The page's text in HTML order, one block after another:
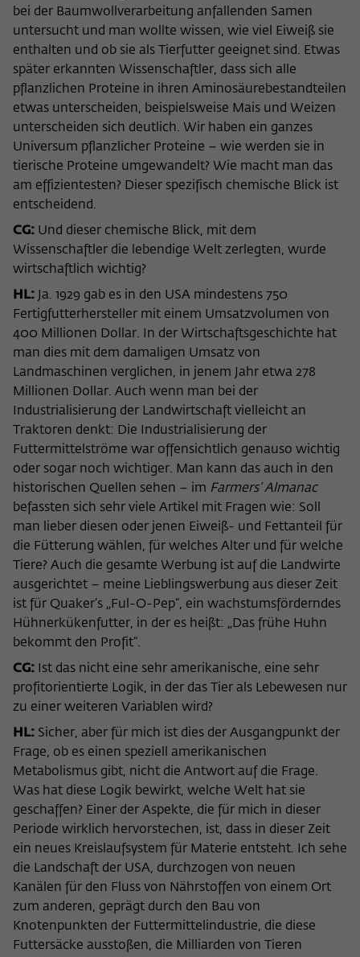
bei der Baumwollverarbeitung anfallenden Samen
untersucht und man wollte wissen, wie viel Eiweiß sie
enthalten und ob sie als Tierfutter geeignet sind. Etwas
später erkannten Wissenschaftler, dass sich alle
pflanzlichen Proteine in ihren Aminosäurebestandteilen
etwas unterscheiden, beispielsweise Mais und Weizen
unterscheiden sich deutlich. Wir haben ein ganzes
Universum pflanzlicher Proteine – wie werden sie in
tierische Proteine umgewandelt? Wie macht man das
am effizientesten? Dieser spezifisch chemische Blick ist
entscheidend.
CG: Und dieser chemische Blick, mit dem
Wissenschaftler die lebendige Welt zerlegten, wurde
wirtschaftlich wichtig?
HL: Ja. 1929 gab es in den USA mindestens 750
Fertigfutterhersteller mit einem Umsatzvolumen von
400 Millionen Dollar. In der Wirtschaftsgeschichte hat
man dies mit dem damaligen Umsatz von
Landmaschinen verglichen, in jenem Jahr etwa 278
Millionen Dollar. Auch wenn man bei der
Industrialisierung der Landwirtschaft vielleicht an
Traktoren denkt: Die Industrialisierung der
Futtermittelströme war offensichtlich genauso wichtig
oder sogar noch wichtiger. Man kann das auch in den
historischen Quellen sehen – im Farmers’ Almanac
befassten sich sehr viele Artikel mit Fragen wie: Soll
man lieber diesen oder jenen Eiweiß- und Fettanteil für
die Fütterung wählen, für welches Alter und für welche
Tiere? Auch die gesamte Werbung ist auf die Landwirte
ausgerichtet – meine Lieblingswerbung aus dieser Zeit
ist für Quaker’s „Ful-O-Pep“, ein wachstumsförderndes
Hühnerkükenfutter, in der es heißt: „Das frühe Huhn
bekommt den Profit“.
CG: Ist das nicht eine sehr amerikanische, eine sehr
profitorientierte Logik, in der das Tier als Lebewesen nur
zu einer weiteren Variablen wird?
HL: Sicher, aber für mich ist dies der Ausgangpunkt der
Frage, ob es einen speziell amerikanischen
Metabolismus gibt, nicht die Antwort auf die Frage.
Was hat diese Logik bewirkt, welche Welt hat sie
geschaffen? Einer der Aspekte, die für mich in dieser
Periode wirklich hervorstechen, ist, dass in dieser Zeit
ein neues Kreislaufsystem für Materie entsteht. Ich sehe
die Landschaft der USA, durchzogen von neuen
Kanälen für den Fluss von Nährstoffen von einem Ort
zum anderen, geprägt durch den Bau von
Knotenpunkten der Futtermittelindustrie, die diese
Futtersäcke ausstoßen, die Milliarden von Tieren